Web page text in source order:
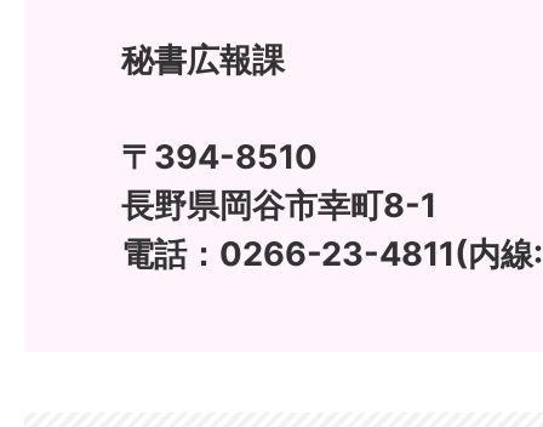
秘書広報課
〒394-8510
長野県岡谷市幸町8-1
電話：0266-23-4811(内